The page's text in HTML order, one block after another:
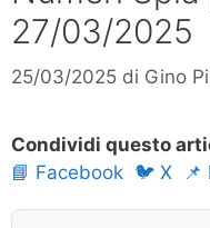
27/03/2025
25/03/2025 di Gino
Condividi questo
📘 Facebook 🐦 X 📌